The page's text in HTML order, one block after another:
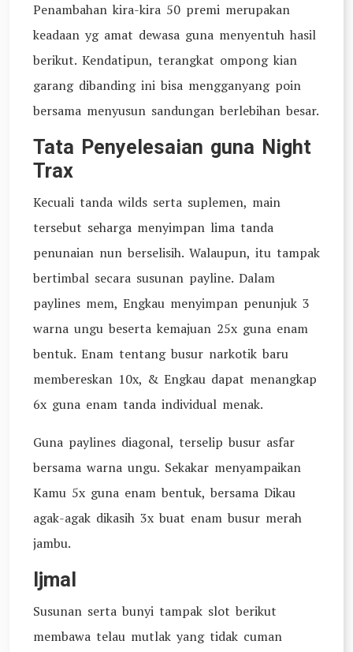
Penambahan kira-kira 50 premi merupakan
keadaan yg amat dewasa guna menyentuh hasil
berikut. Kendatipun, terangkat ompong kian
garang dibanding ini bisa mengganyang poin
bersama menyusun sandungan berlebihan besar.
Tata Penyelesaian guna Night
Trax
Kecuali tanda wilds serta suplemen, main
tersebut seharga menyimpan lima tanda
penunaian nun berselisih. Walaupun, itu tampak
bertimbal secara susunan payline. Dalam
paylines mem, Engkau menyimpan penunjuk 3
warna ungu beserta kemajuan 25x guna enam
bentuk. Enam tentang busur narkotik baru
membereskan 10x, & Engkau dapat menangkap
6x guna enam tanda individual menak.
Guna paylines diagonal, terselip busur asfar
bersama warna ungu. Sekakar menyampaikan
Kamu 5x guna enam bentuk, bersama Dikau
agak-agak dikasih 3x buat enam busur merah
jambu.
Ijmal
Susunan serta bunyi tampak slot berikut
membawa telau mutlak yang tidak cuman